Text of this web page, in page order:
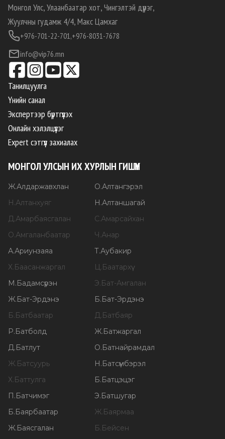
Монгол Улс, Улаанбаатар хот, Чингэлтэй дүүрэг,
Жуулчны гудамж 4/4, Макс Цамхаг
+976-701-22-701,+976-8031-7678
info@vip76.mn
Танилцуулга
Үнийн санал
Экспертээр бүртгүүлэх
Онлайн хэлэлцүүлэг
Expert сэтгүүл захиалах
МОНГОЛ УЛСЫН ИХ ХУРЛЫН ГИШҮҮН
Ж.Алдаржавхлан О.Алтангэрэл
Н.Алтанхуяг Н.Алтаншагай
Д.Амарбаясгалан С.Амарсайхан
О.Амгаланбаатар Ч.Анар
А.Ариунзаяа Т.Аубакир
Х.Баасанжаргал Ц.Баатархүү
М.Бадамсүрэн Э.Бат-Амгалан
Ж.Бат-Эрдэнэ Б.Бат-Эрдэнэ
Б.Батбаатар Д.Батбаяр
Р.Батболд Ж.Батжаргал
Д.Батлут О.Батнайрамдал
Ж.Батсуурь Н.Батсүмбэрэл
Х.Баттулга Б.Батцэцэг
П.Батчимэг Э.Батшугар
Б.Баярбаатар Ж.Баярмаа
Ж.Баясгалан Б.Бейсен